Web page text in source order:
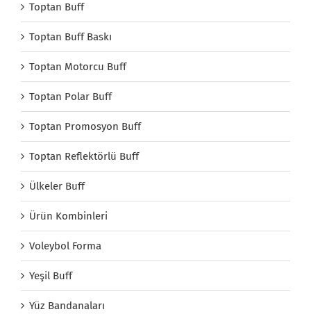
Toptan Buff
Toptan Buff Baskı
Toptan Motorcu Buff
Toptan Polar Buff
Toptan Promosyon Buff
Toptan Reflektörlü Buff
Ülkeler Buff
Ürün Kombinleri
Voleybol Forma
Yeşil Buff
Yüz Bandanaları